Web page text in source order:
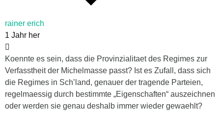
rainer erich
1 Jahr her
Koennte es sein, dass die Provinzialitaet des Regimes zur
Verfasstheit der Michelmasse passt? Ist es Zufall, dass sich
die Regimes in Sch’land, genauer der tragende Parteien,
regelmaessig durch bestimmte „Eigenschaften“ auszeichnen
oder werden sie genau deshalb immer wieder gewaehlt?